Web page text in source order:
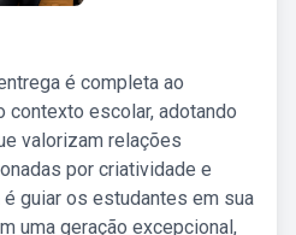
é completa ao
escolar, adotando
valorizam relações
por criatividade e
guiar os estudantes em sua
uma geração excepcional,